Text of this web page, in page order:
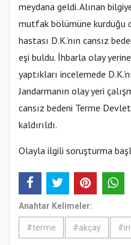
meydana geldi. Alınan
mutfak bölümüne kurduğu
hastası D.K.’nın cansız
eşi buldu. İhbarla olay
yaptıkları incelemede
Jandarmanın olay yeri
cansız bedeni Terme
kaldırıldı.
Olayla ilgili soruşturma
Anahtar Kelimeler:
#terme #akçay